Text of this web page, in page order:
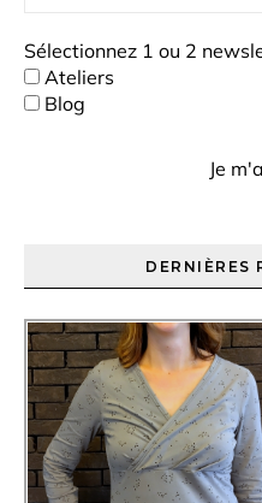
Sélectionnez 1 ou 2
Ateliers
Blog
DERNIÈRES